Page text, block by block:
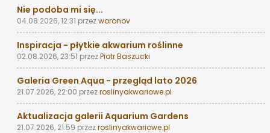
Nie podoba mi się...
04.08.2026, 12:31 przezworonov
Inspiracja - płytkie akwarium roślinne
02.08.2026, 23:51 przezPiotr Baszucki
Galeria Green Aqua - przegląd lato 2026
21.07.2026, 22:00 przezroslinyakwariowe.pl
Aktualizacja galerii Aquarium Gardens
21.07.2026, 21:59 przezroslinyakwariowe.pl